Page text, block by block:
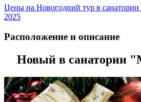
Цены на Новогодний тур в
2025
Расположение и описание
Новый в санатории